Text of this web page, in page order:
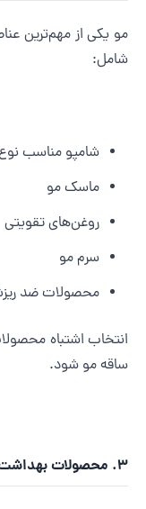
یکی از مهم‌ترین
شامپو مناسب نوع مو
ماسک مو
روغن‌های تقویتی
سرم مو
محصولات ضد ریزش
اشتباه
مو شود.